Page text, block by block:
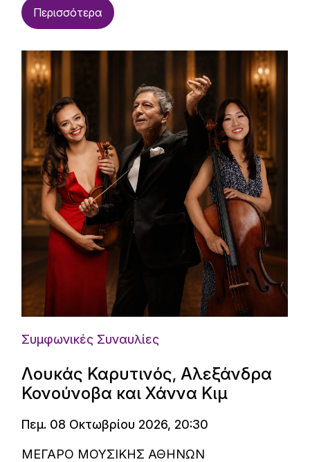
Περισσότερα
Συμφωνικές Συναυλίες
Λουκάς Καρυτινός, Αλεξάνδρα
Κονούνοβα και Χάννα Κιμ
Πεμ. 08 Οκτωβρίου 2026, 20:30
ΜΕΓΑΡΟ ΜΟΥΣΙΚΗΣ ΑΘΗΝΩΝ